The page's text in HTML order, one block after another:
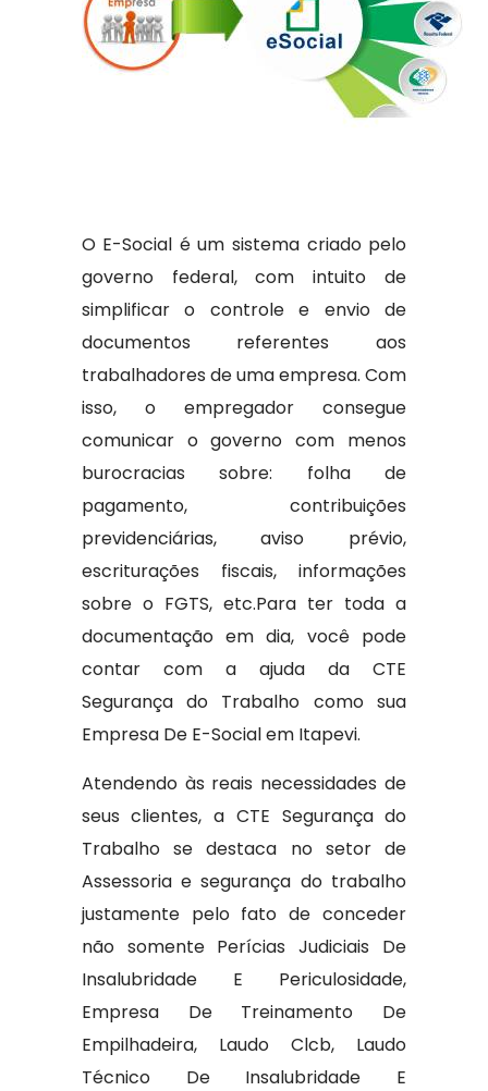
O E-Social é um sistema criado pelo
governo federal, com intuito de
simplificar o controle e envio de
documentos referentes aos
trabalhadores de uma empresa. Com
isso, o empregador consegue
comunicar o governo com menos
burocracias sobre: folha de
pagamento, contribuições
previdenciárias, aviso prévio,
escriturações fiscais, informações
sobre o FGTS, etc.Para ter toda a
documentação em dia, você pode
contar com a ajuda da CTE
Segurança do Trabalho como sua
Empresa De E-Social em Itapevi.
Atendendo às reais necessidades de
seus clientes, a CTE Segurança do
Trabalho se destaca no setor de
Assessoria e segurança do trabalho
justamente pelo fato de conceder
não somente Perícias Judiciais De
Insalubridade E Periculosidade,
Empresa De Treinamento De
Empilhadeira, Laudo Clcb, Laudo
Técnico De Insalubridade E